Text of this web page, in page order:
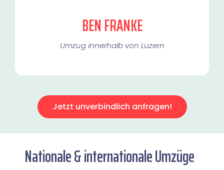
BEN FRANKE
Umzug innerhalb von Luzern​
Jetzt unverbindlich anfragen!
Nationale & internationale Umzüge